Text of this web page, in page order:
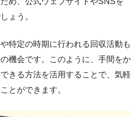
ょう。
特定の時期に行われる回収活動も
機会です。このように、手間をか
きる方法を活用することで、気軽
とができます。